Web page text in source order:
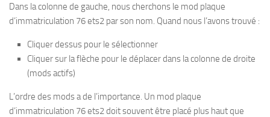
Dans la colonne de gauche, nous cherchons le mod plaque
d’immatriculation 76 ets2 par son nom. Quand nous l’avons trouvé :
Cliquer dessus pour le sélectionner
Cliquer sur la flèche pour le déplacer dans la colonne de droite
(mods actifs)
L’ordre des mods a de l’importance. Un mod plaque
d’immatriculation 76 ets2 doit souvent être placé plus haut que